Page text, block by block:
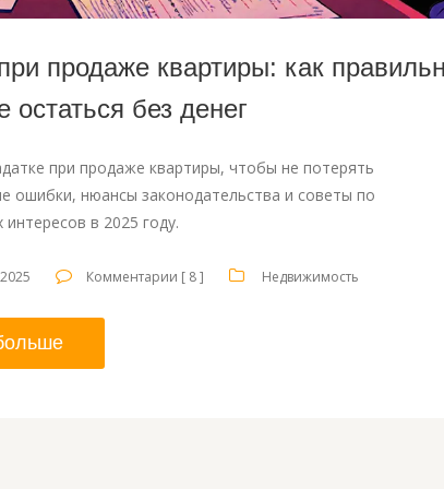
продаже квартиры: как
остаться без денег
при продаже квартиры, чтобы не потерять
ошибки, нюансы законодательства и советы по
в 2025 году.
Комментарии [ 8 ] Недвижимость